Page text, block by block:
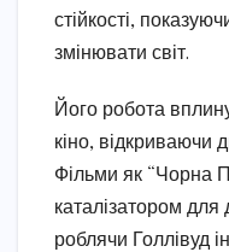
стійкості,
змінювати світ.
Його робота
кіно, відкриваючи
Фільми як “Чорна
каталізатором для
роблячи Голлівуд